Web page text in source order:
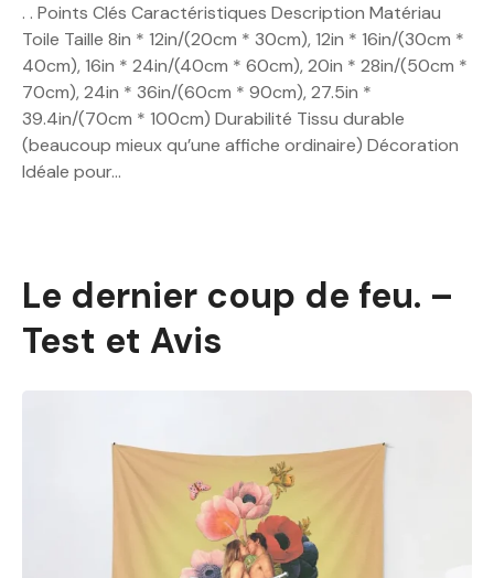
. . Points Clés Caractéristiques Description Matériau
Toile Taille 8in * 12in/(20cm * 30cm), 12in * 16in/(30cm *
40cm), 16in * 24in/(40cm * 60cm), 20in * 28in/(50cm *
70cm), 24in * 36in/(60cm * 90cm), 27.5in *
39.4in/(70cm * 100cm) Durabilité Tissu durable
(beaucoup mieux qu’une affiche ordinaire) Décoration
Idéale pour…
Le dernier coup de feu. –
Test et Avis